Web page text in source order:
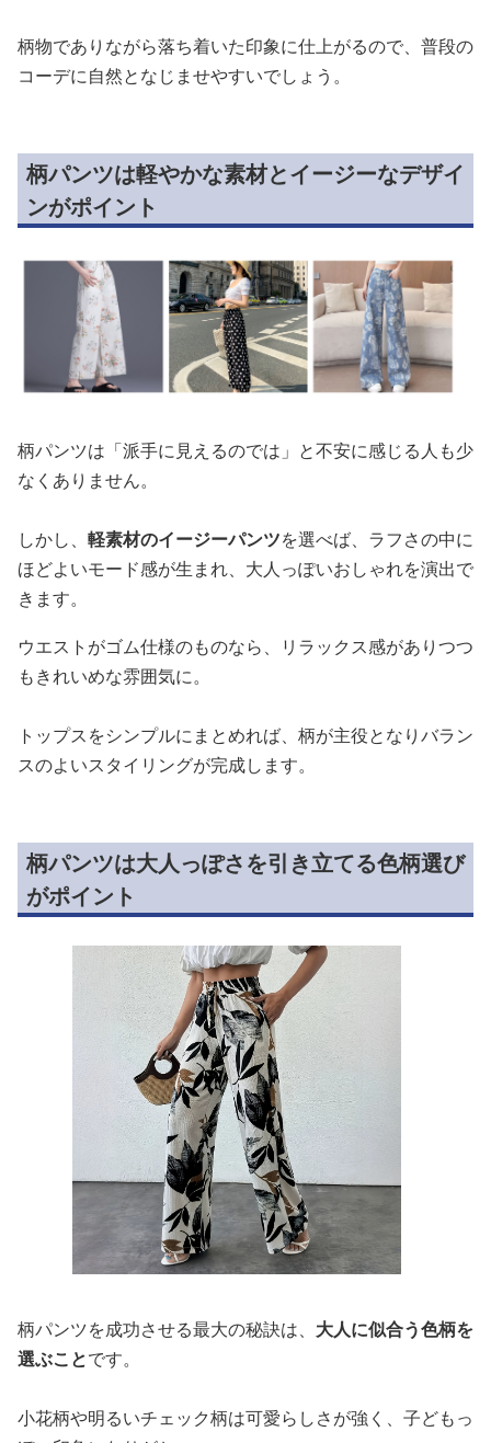
柄物でありながら落ち着いた印象に仕上がるので、普段の
コーデに自然となじませやすいでしょう。
柄パンツは軽やかな素材とイージーなデザイ
ンがポイント
柄パンツは「派手に見えるのでは」と不安に感じる人も少
なくありません。
しかし、 軽素材のイージーパンツを選べば、ラフさの中に
ほどよいモード感が生まれ、大人っぽいおしゃれを演出で
きます。
ウエストがゴム仕様のものなら、リラックス感がありつつ
もきれいめな雰囲気に。
トップスをシンプルにまとめれば、柄が主役となりバラン
スのよいスタイリングが完成します。
柄パンツは大人っぽさを引き立てる色柄選び
がポイント
柄パンツを成功させる最大の秘訣は、 大人に似合う色柄を
選ぶことです。
小花柄や明るいチェック柄は可愛らしさが強く、子どもっ